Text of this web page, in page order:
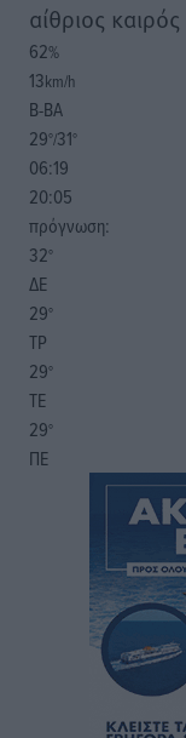
αίθριος καιρός
62%
13km/h
Β-ΒΑ
29°/31°
06:19
20:05
πρόγνωση:
32°
ΔΕ
29°
ΤΡ
29°
ΤΕ
29°
ΠΕ